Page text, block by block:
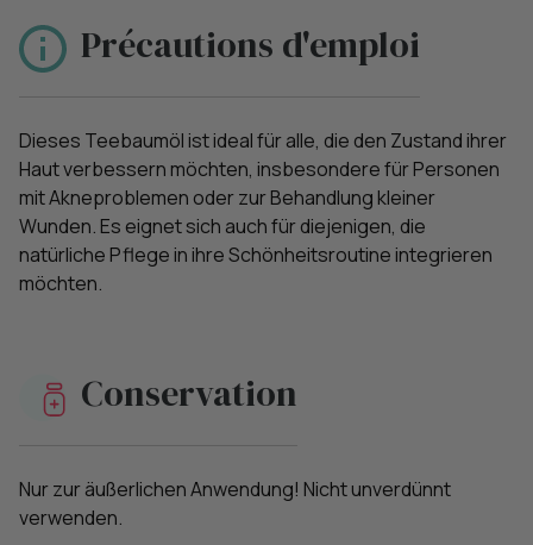
Précautions d'emploi
Dieses Teebaumöl ist ideal für alle, die den Zustand ihrer
Haut verbessern möchten, insbesondere für Personen
mit Akneproblemen oder zur Behandlung kleiner
Wunden. Es eignet sich auch für diejenigen, die
natürliche Pflege in ihre Schönheitsroutine integrieren
möchten.
Conservation
Nur zur äußerlichen Anwendung! Nicht unverdünnt
verwenden.